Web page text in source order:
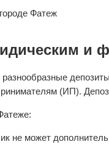
Фатеж
и
(ИП).
не может